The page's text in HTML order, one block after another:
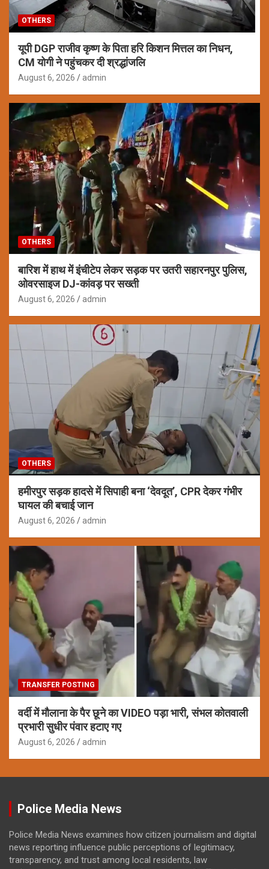
OTHERS
यूपी DGP राजीव कृष्ण के पिता हरि किशन मित्तल का निधन,
CM योगी ने पहुंचकर दी श्रद्धांजलि
August 6, 2026 admin
OTHERS
बारिश में हाथ में इंचीटेप लेकर सड़क पर उतरी सहारनपुर पुलिस,
ओवरसाइज DJ-कांवड़ पर सख्ती
August 6, 2026 admin
OTHERS
हमीरपुर सड़क हादसे में सिपाही बना ‘देवदूत’, CPR देकर गंभीर
घायल की बचाई जान
August 6, 2026 admin
TRANSFER POSTING
वर्दी में मौलाना के पैर छूने का VIDEO पड़ा भारी, संभल कोतवाली
प्रभारी सुधीर पंवार हटाए गए
August 6, 2026 admin
Police Media News
Police Media News examines how citizen journalism and digital
news reporting influence public perceptions of legitimacy,
transparency, and trust among local residents, law